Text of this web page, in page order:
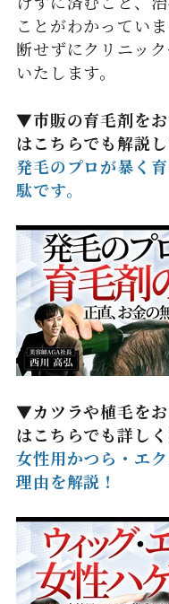
ことがわかってい
断せずにクリニッ
いたします。
▼市販の育毛剤を
はこちらでも解説
発毛のプロが暴く
駄です。
▼カツラや植毛を
はこちらでも詳し
女性用かつら・エ
理由を解説！